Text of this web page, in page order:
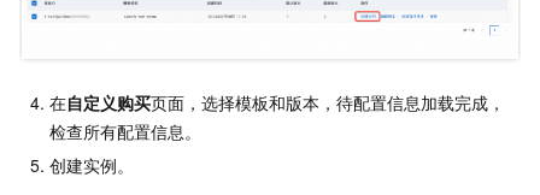
在自定义购买页面，选择模板和版本，待配置信息加载完成，
检查所有配置信息。
创建实例。